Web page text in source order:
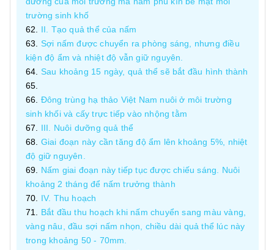
trường sinh khố
II. Tạo quả thể của nấm
Sợi nấm được chuyển ra phòng sáng, nhưng điều
kiện độ ẩm và nhiệt độ vẫn giữ nguyên.
Sau khoảng 15 ngày, quả thể sẽ bắt đầu hình thành
Đông trùng hạ thảo Việt Nam nuôi ở môi trường
sinh khối và cấy trực tiếp vào nhộng tằm
III. Nuôi dưỡng quả thể
Giai đoạn này cần tăng độ ẩm lên khoảng 5%, nhiệt
độ giữ nguyên.
Nấm giai đoạn này tiếp tục được chiếu sáng. Nuôi
khoảng 2 tháng để nấm trưởng thành
IV. Thu hoạch
Bắt đầu thu hoạch khi nấm chuyển sang màu vàng,
vàng nâu, đầu sợi nấm nhọn, chiều dài quả thể lúc này
trong khoảng 50 - 70mm.